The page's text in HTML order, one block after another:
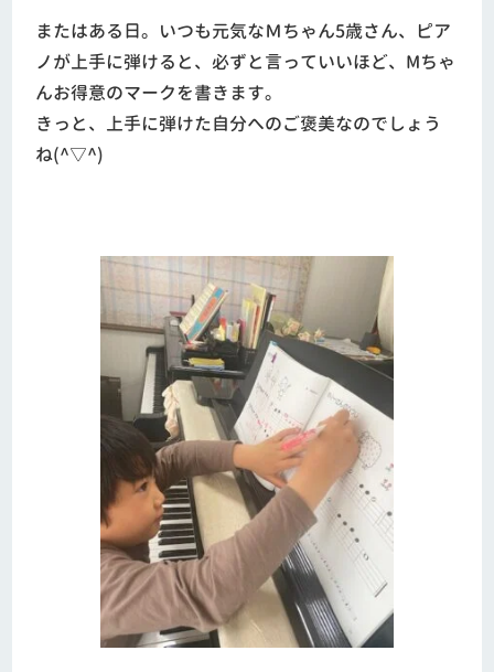
またはある日。いつも元気なＭちゃん5歳さん、ピア
ノが上手に弾けると、必ずと言っていいほど、Mちゃ
んお得意のマークを書きます。
きっと、上手に弾けた自分へのご褒美なのでしょう
ね(^▽^)